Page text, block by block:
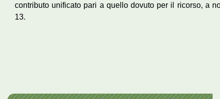
contributo unificato pari a quello dovuto per il ricorso, a
13.